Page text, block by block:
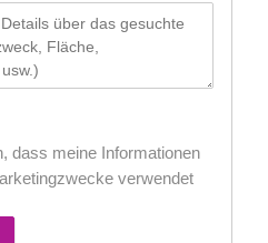
dass meine Informationen
verwendet